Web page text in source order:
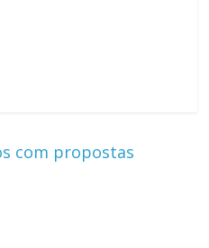
com propostas